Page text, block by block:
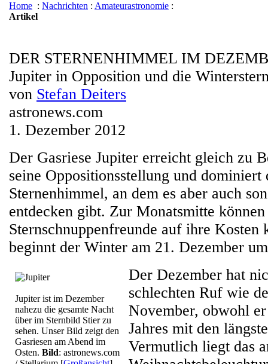
Home : Nachrichten : Amateurastronomie :
Artikel
DER STERNENHIMMEL IM
Jupiter in Opposition und die
von Stefan Deiters
astronews.com
1. Dezember 2012
Der Gasriese Jupiter erreicht gleich zu
seine Oppositionsstellung und
Sternenhimmel, an dem es aber auch
entdecken gibt. Zur Monatsmitte können
Sternschnuppenfreunde auf ihre
beginnt der Winter am 21. Dezember
Jupiter ist im Dezember
nahezu die gesamte Nacht
über im Sternbild Stier zu
sehen. Unser Bild zeigt den
Gasriesen am Abend im
Osten. Bild: astronews.com
Der Dezember hat
schlechten Ruf wie
November, obwohl
Jahres mit den
Vermutlich liegt das